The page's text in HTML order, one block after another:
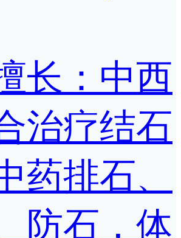
长：中西
治疗结石
药排石、
防石，体